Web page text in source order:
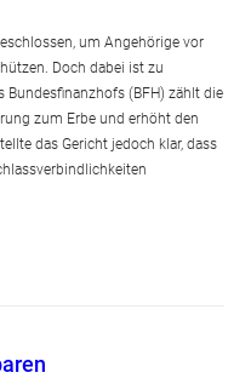
um Angehörige vor
Doch dabei ist zu
Bundesfinanzhofs (BFH) zählt die
zum Erbe und erhöht den
das Gericht jedoch klar, dass